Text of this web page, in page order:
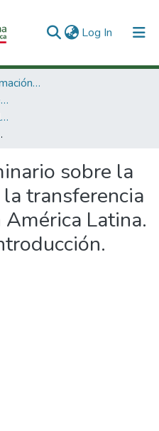
Log In (current)
3. Recursos de Información Científica y Tecnológica
3.2.1. Políticas, estudios, evaluaciones e indicadores de CTeI
Políticas de Ciencia, Tecnología e Innovación
de introducción.
sobre la
transferencia
Latina.